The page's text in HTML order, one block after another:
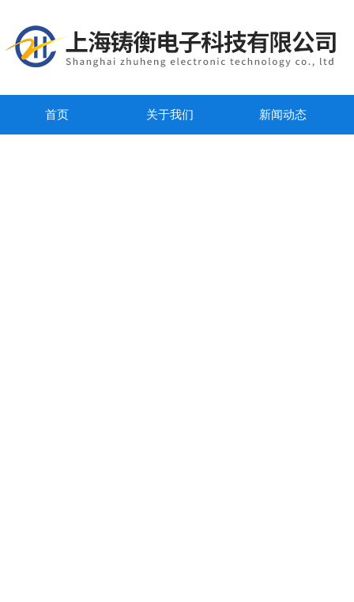
首页 关于我们 新闻动态